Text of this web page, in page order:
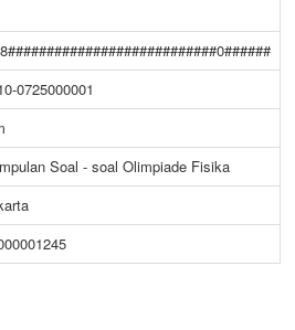
0725000001
Soal - soal Olimpiade Fisika